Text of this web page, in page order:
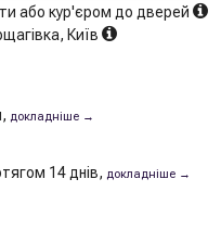
або кур'єром до дверей
Київ
докладніше →
14 днів, докладніше →